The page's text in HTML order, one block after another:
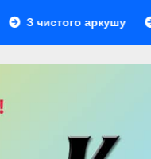
аркушу